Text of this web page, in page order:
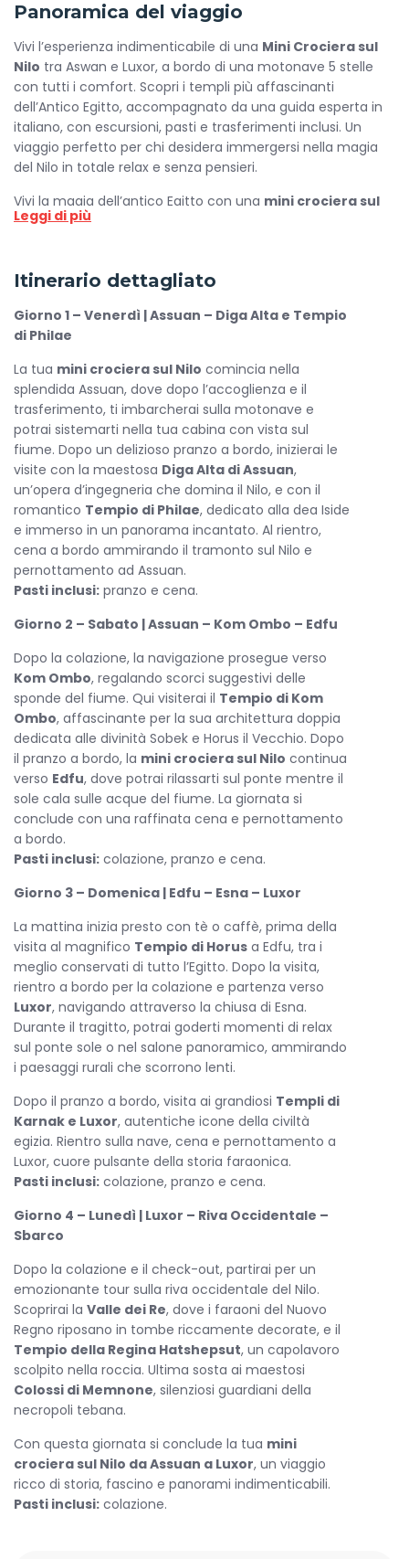
Panoramica del viaggio
Vivi l’esperienza indimenticabile di una Mini Crociera sul
Nilo tra Aswan e Luxor, a bordo di una motonave 5 stelle
con tutti i comfort. Scopri i templi più affascinanti
dell’Antico Egitto, accompagnato da una guida esperta in
italiano, con escursioni, pasti e trasferimenti inclusi. Un
viaggio perfetto per chi desidera immergersi nella magia
del Nilo in totale relax e senza pensieri.
Vivi la magia dell’antico Egitto con una mini crociera sul
Nilo, un’esperienza indimenticabile che unisce relax,
villaggi senza tempo. Questamini crociera sul Nilo
itinerario che attraversa le tappe più iconiche della civiltà
faraonica.
La tua mini crociera sul Nilo 4 Giorni – 3 Notti
Assuan, dove visiterai il maestosoTempio di Philae
dedicato alla dea Iside, l’ Obelisco Incompiuto
Alta, una delle più grandi opere ingegneristiche del Paese.
Dopo l’imbarco, potrai rilassarti a bordo della tua motonave
e ammirare i paesaggi suggestivi che scorrono lungo il
fiume sacro.
Durante la mini crociera sul Nilo, farai tappa a
Ombo, dove visiterai il celebreTempio di Sobek e
Haroeris, unico al mondo perché dedicato a due divinità.
Proseguendo la navigazione, raggiungerai
dell’intero Egitto, un vero gioiello dell’epoca tolemaica.
La tuamini crociera sul Nilocontinua versoLuxor
l’antica Tebe, culla della civiltà faraonica. Qui esplorerai la
Valle dei Re, luogo di sepoltura dei faraoni del Nuovo
Regno, ilTempio della Regina Hatshepsut , iColossi di
Memnonee i magnificiTempli di Karnak e Luxor, simboli
dell’antico splendore egiziano.
A bordo della tua motonave potrai godere di tutti i comfort
moderni: camere eleganti, ristorante con cucina
internazionale, lounge panoramica, terrazza solarium e
piscina. Lacrociera sul Niloda Assuan a Luxor offre il
italiano che ti accompagneranno in ogni visita per farti
vivere appieno la storia e la cultura del Paese dei faraoni.
Questa mini crociera sul Nilo di 3 Nottiè ideale per chi
dispone di pochi giorni ma non vuole rinunciare
all’esperienza più affascinante che l’Egitto possa offrire.
Navigare da Assuan a Luxor significa vivere un viaggio unico
tra passato e presente, ammirando il fiume che ha dato
vita alla civiltà egizia. Questacrociera sul Nilo 4 Giorni / 3
Notti da Assuan a Luxorsarà il momento più memorabile
del tuo viaggio in Egitto.
Leggi di più
Itinerario dettagliato
Giorno 1 – Venerdì | Assuan – Diga Alta e Tempio
di Philae
La tua mini crociera sul Nilo comincia nella
splendida Assuan, dove dopo l’accoglienza e il
trasferimento, ti imbarcherai sulla motonave e
potrai sistemarti nella tua cabina con vista sul
fiume. Dopo un delizioso pranzo a bordo, inizierai le
visite con la maestosa Diga Alta di Assuan,
un’opera d’ingegneria che domina il Nilo, e con il
romantico Tempio di Philae, dedicato alla dea Iside
e immerso in un panorama incantato. Al rientro,
cena a bordo ammirando il tramonto sul Nilo e
pernottamento ad Assuan.
Pasti inclusi: pranzo e cena.
Giorno 2 – Sabato | Assuan – Kom Ombo – Edfu
Dopo la colazione, la navigazione prosegue verso
Kom Ombo, regalando scorci suggestivi delle
sponde del fiume. Qui visiterai il Tempio di Kom
Ombo, affascinante per la sua architettura doppia
dedicata alle divinità Sobek e Horus il Vecchio. Dopo
il pranzo a bordo, la mini crociera sul Nilo continua
verso Edfu, dove potrai rilassarti sul ponte mentre il
sole cala sulle acque del fiume. La giornata si
conclude con una raffinata cena e pernottamento
a bordo.
Pasti inclusi: colazione, pranzo e cena.
Giorno 3 – Domenica | Edfu – Esna – Luxor
La mattina inizia presto con tè o caffè, prima della
visita al magnifico Tempio di Horus a Edfu, tra i
meglio conservati di tutto l’Egitto. Dopo la visita,
rientro a bordo per la colazione e partenza verso
Luxor, navigando attraverso la chiusa di Esna.
Durante il tragitto, potrai goderti momenti di relax
sul ponte sole o nel salone panoramico, ammirando
i paesaggi rurali che scorrono lenti.
Dopo il pranzo a bordo, visita ai grandiosi Templi di
Karnak e Luxor, autentiche icone della civiltà
egizia. Rientro sulla nave, cena e pernottamento a
Luxor, cuore pulsante della storia faraonica.
Pasti inclusi: colazione, pranzo e cena.
Giorno 4 – Lunedì | Luxor – Riva Occidentale –
Sbarco
Dopo la colazione e il check-out, partirai per un
emozionante tour sulla riva occidentale del Nilo.
Scoprirai la Valle dei Re, dove i faraoni del Nuovo
Regno riposano in tombe riccamente decorate, e il
Tempio della Regina Hatshepsut, un capolavoro
scolpito nella roccia. Ultima sosta ai maestosi
Colossi di Memnone, silenziosi guardiani della
necropoli tebana.
Con questa giornata si conclude la tua mini
crociera sul Nilo da Assuan a Luxor, un viaggio
ricco di storia, fascino e panorami indimenticabili.
Pasti inclusi: colazione.